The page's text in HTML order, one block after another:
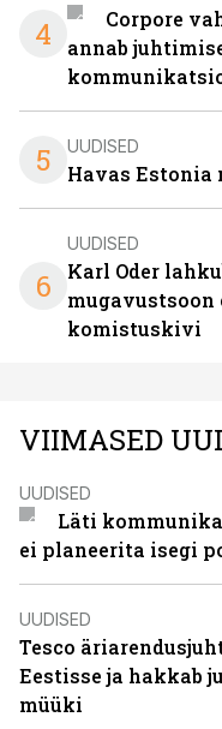
4
Corpore
annab
5 UUDISED
Havas Estonia
6
UUDISED
Karl Oder
komistuskivi
VIIMASED
UUDISED
Läti
ei planeerita isegi
UUDISED
Tesco
Eestisse ja hakkab
müüki